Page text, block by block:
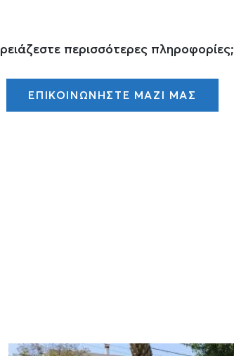
περισσότερες πληροφορίες;
ΕΠΙΚΟΙΝΩΝΗΣΤΕ ΜΑΖΙ ΜΑΣ